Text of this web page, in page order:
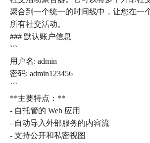
聚合到一个统一的时间线中，让您在一
所有社交活动。
### 默认账户信息
```
用户名: admin
密码: admin123456
```
**主要特点：**
- 自托管的 Web 应用
- 自动导入外部服务的内容流
- 支持公开和私密视图